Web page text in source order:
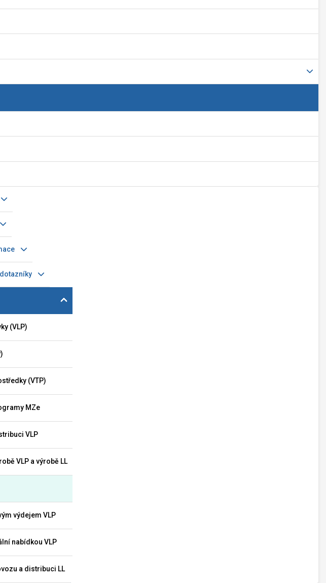
(VLP)
(VTP)
MZe
VLP
VLP a výrobě LL
výdejem VLP
nabídkou VLP
a distribuci LL